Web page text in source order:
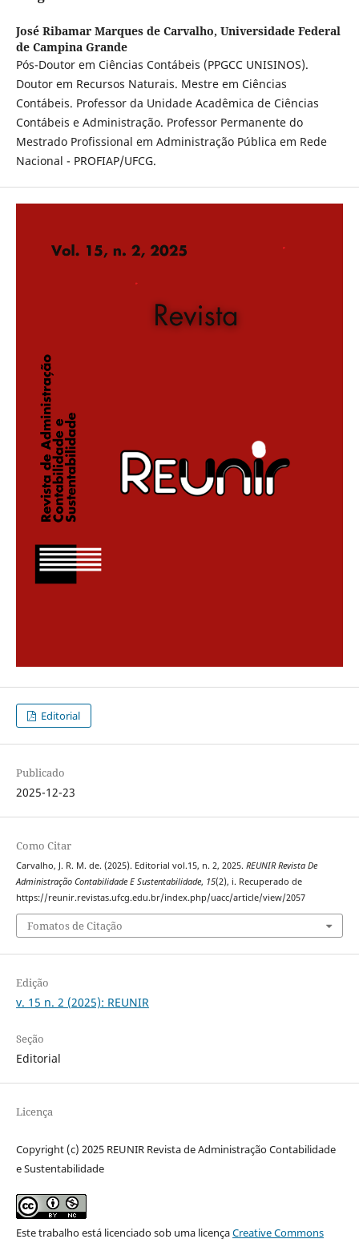
José Ribamar Marques de Carvalho, Universidade Federal
de Campina Grande
Pós-Doutor em Ciências Contábeis (PPGCC UNISINOS).
Doutor em Recursos Naturais. Mestre em Ciências
Contábeis. Professor da Unidade Acadêmica de Ciências
Contábeis e Administração. Professor Permanente do
Mestrado Profissional em Administração Pública em Rede
Nacional - PROFIAP/UFCG.
Editorial
Publicado
2025-12-23
Como Citar
Carvalho, J. R. M. de. (2025). Editorial vol.15, n. 2, 2025. REUNIR Revista De
Administração Contabilidade E Sustentabilidade, 15(2), i. Recuperado de
https://reunir.revistas.ufcg.edu.br/index.php/uacc/article/view/2057
Fomatos de Citação
Edição
v. 15 n. 2 (2025): REUNIR
Seção
Editorial
Licença
Copyright (c) 2025 REUNIR Revista de Administração Contabilidade
e Sustentabilidade
Este trabalho está licenciado sob uma licençaCreative Commons